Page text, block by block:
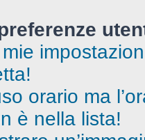
orario ma
è nella lista!